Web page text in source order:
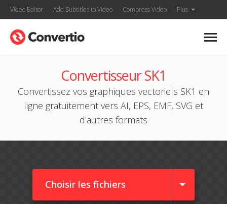
Video Editor Add Subtitles to Video Compress Video Plus
Convertisseur SK1
Convertissez vos graphiques vectoriels SK1 en
ligne gratuitement vers AI, EPS, EMF, SVG et
d'autres formats
Choisir les fichiers